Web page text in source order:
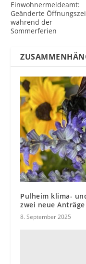
Einwohnermeldeamt:
Geänderte
während der
Sommerferien
Pulheim klima-
zwei neue
8. September 2025